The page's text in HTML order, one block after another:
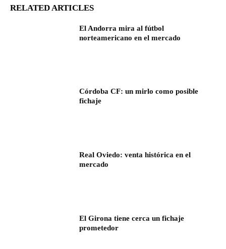
RELATED ARTICLES
El Andorra mira al fútbol
norteamericano en el mercado
Córdoba CF: un mirlo como posible
fichaje
Real Oviedo: venta histórica en el
mercado
El Girona tiene cerca un fichaje
prometedor